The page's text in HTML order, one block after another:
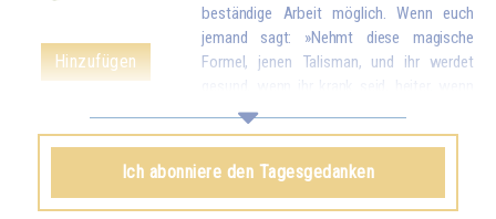
Hinzufügen
beständige Arbeit möglich. Wenn euch
jemand sagt: »Nehmt diese magische
Formel, jenen Talisman, und ihr werdet
gesund, wenn ihr krank seid, heiter, wenn
ihr angsterfüllt seid, kraftvoll, wenn ihr schwach seid«, dann wisst ihr,
dass dies Lügen von jemandem sind, der daran interessiert ist, euch zu
täuschen. Ein wirklicher Eingeweihter dagegen wird euch sagen: »Meine
Kinder, alles ist möglich, aber nur, wenn ihr euch anstrengt. Darum wird
das, was ihr erarbeitet habt, so beständig sein, dass es euch niemand
Ich abonniere den Tagesgedanken